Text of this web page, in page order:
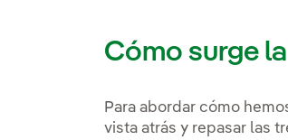
Cómo surge
Para abordar cómo
vista atrás y repasar las